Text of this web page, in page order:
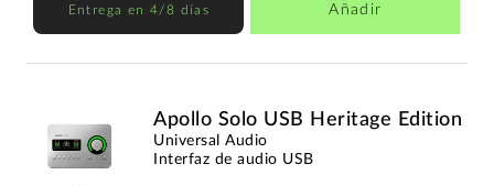
Entrega en 4/8 días Añadir
Apollo Solo USB Heritage Edition
Universal Audio
Interfaz de audio USB